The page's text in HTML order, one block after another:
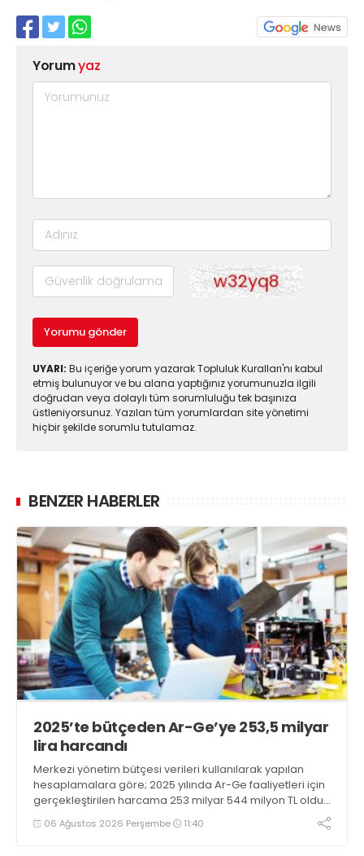
Yorumyaz
Yorumu gönder
UYARI: Bu içeriğe yorum yazarak Topluluk Kuralları'nı kabul
etmiş bulunuyor ve bu alana yaptığınız yorumunuzla ilgili
doğrudan veya dolaylı tüm sorumluluğu tek başınıza
üstleniyorsunuz. Yazılan tüm yorumlardan site yönetimi
hiçbir şekilde sorumlu tutulamaz.
BENZER HABERLER
2025’te bütçeden Ar-Ge’ye 253,5 milyar
lira harcandı
Merkezi yönetim bütçesi verileri kullanılarak yapılan
hesaplamalara göre; 2025 yılında Ar-Ge faaliyetleri için
gerçekleştirilen harcama 253 milyar 544 milyon TL oldu.
Ar-Ge harcamalarının merkezi yönetim bütçesi
içerisindeki oranı yüzde 1,58 oldu
06 Ağustos 2026 Perşembe 11:40